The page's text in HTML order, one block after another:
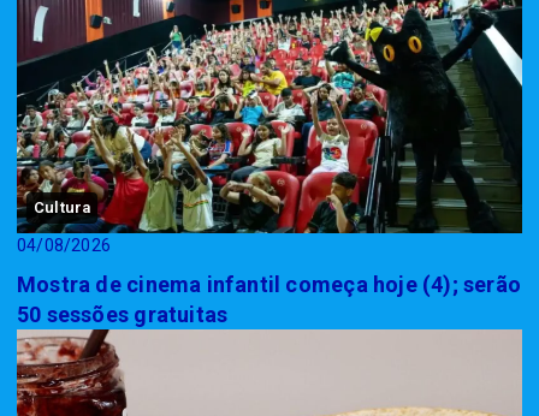
Cultura
04/08/2026
Mostra de cinema infantil começa hoje (4); serão
50 sessões gratuitas